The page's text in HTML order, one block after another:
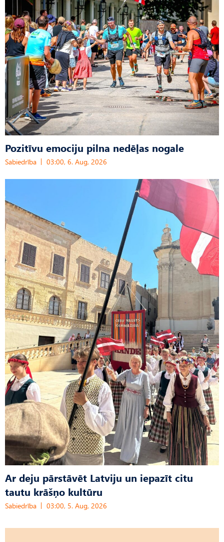
Pozitīvu emociju pilna nedēļas nogale
Sabiedrība 03:00, 6. Aug, 2026
Ar deju pārstāvēt Latviju un iepazīt citu
tautu krāšņo kultūru
Sabiedrība 03:00, 5. Aug, 2026